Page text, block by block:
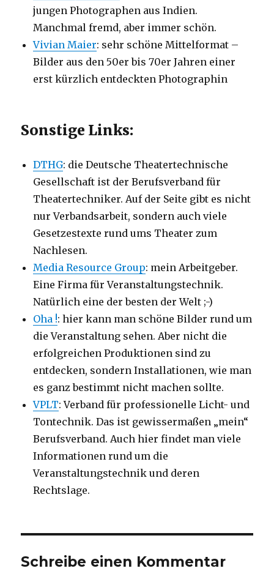
jungen Photographen aus Indien.
Manchmal fremd, aber immer schön.
Vivian Maier: sehr schöne Mittelformat –
Bilder aus den 50er bis 70er Jahren einer
erst kürzlich entdeckten Photographin
Sonstige Links:
DTHG: die Deutsche Theatertechnische
Gesellschaft ist der Berufsverband für
Theatertechniker. Auf der Seite gibt es nicht
nur Verbandsarbeit, sondern auch viele
Gesetzestexte rund ums Theater zum
Nachlesen.
Media Resource Group: mein Arbeitgeber.
Eine Firma für Veranstaltungstechnik.
Natürlich eine der besten der Welt ;-)
Oha !: hier kann man schöne Bilder rund um
die Veranstaltung sehen. Aber nicht die
erfolgreichen Produktionen sind zu
entdecken, sondern Installationen, wie man
es ganz bestimmt nicht machen sollte.
VPLT: Verband für professionelle Licht- und
Tontechnik. Das ist gewissermaßen „mein“
Berufsverband. Auch hier findet man viele
Informationen rund um die
Veranstaltungstechnik und deren
Rechtslage.
Schreibe einen Kommentar